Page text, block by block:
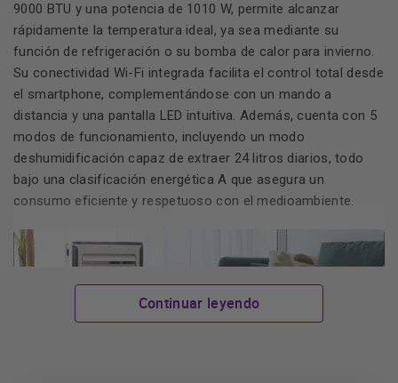
9000 BTU y una potencia de 1010 W, permite alcanzar
rápidamente la temperatura ideal, ya sea mediante su
función de refrigeración o su bomba de calor para invierno.
Su conectividad Wi-Fi integrada facilita el control total desde
el smartphone, complementándose con un mando a
distancia y una pantalla LED intuitiva. Además, cuenta con 5
modos de funcionamiento, incluyendo un modo
deshumidificación capaz de extraer 24 litros diarios, todo
bajo una clasificación energética A que asegura un
consumo eficiente y respetuoso con el medioambiente.
Continuar leyendo